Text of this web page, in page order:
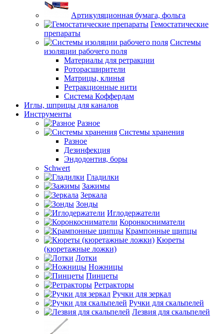
Артикуляционная бумага, фольга
Гемостатические
препараты
Системы
изоляции рабочего поля
Материалы для ретракции
Роторасширители
Матрицы, клинья
Ретракционные нити
Система Коффердам
Иглы, шприцы для каналов
Инструменты
Разное
Системы хранения
Разное
Дезинфекция
Эндодонтия, боры
Schwert
Гладилки
Зажимы
Зеркала
Зонды
Иглодержатели
Коронкосниматели
Крампонные щипцы
Кюреты
(кюретажные ложки)
Лотки
Ножницы
Пинцеты
Ретракторы
Ручки для зеркал
Ручки для скальпелей
Лезвия для скальпелей